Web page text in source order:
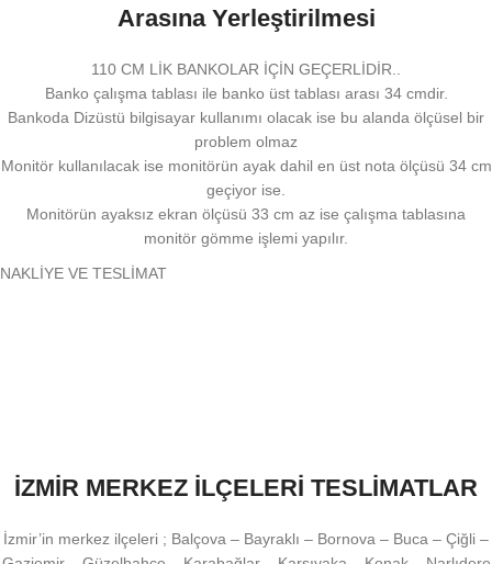
Arasına Yerleştirilmesi
110 CM LİK BANKOLAR İÇİN GEÇERLİDİR..
Banko çalışma tablası ile banko üst tablası arası 34 cmdir.
Bankoda Dizüstü bilgisayar kullanımı olacak ise bu alanda ölçüsel bir
problem olmaz
Monitör kullanılacak ise monitörün ayak dahil en üst nota ölçüsü 34 cm
geçiyor ise.
Monitörün ayaksız ekran ölçüsü 33 cm az ise çalışma tablasına
monitör gömme işlemi yapılır.
NAKLİYE VE TESLİMAT
İZMİR MERKEZ İLÇELERİ TESLİMATLAR
İzmir’in merkez ilçeleri ; Balçova – Bayraklı – Bornova – Buca – Çiğli –